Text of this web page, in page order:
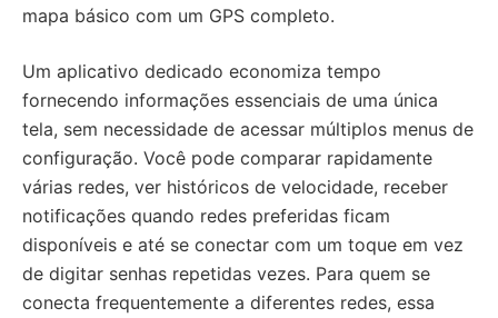
mapa básico com um GPS completo.
Um aplicativo dedicado economiza tempo
fornecendo informações essenciais de uma única
tela, sem necessidade de acessar múltiplos menus de
configuração. Você pode comparar rapidamente
várias redes, ver históricos de velocidade, receber
notificações quando redes preferidas ficam
disponíveis e até se conectar com um toque em vez
de digitar senhas repetidas vezes. Para quem se
conecta frequentemente a diferentes redes, essa